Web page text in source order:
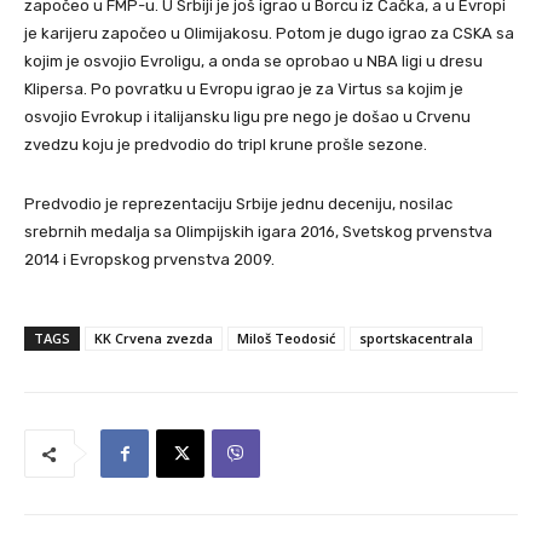
započeo u FMP-u. U Srbiji je još igrao u Borcu iz Čačka, a u Evropi
je karijeru započeo u Olimijakosu. Potom je dugo igrao za CSKA sa
kojim je osvojio Evroligu, a onda se oprobao u NBA ligi u dresu
Klipersa. Po povratku u Evropu igrao je za Virtus sa kojim je
osvojio Evrokup i italijansku ligu pre nego je došao u Crvenu
zvedzu koju je predvodio do tripl krune prošle sezone.
Predvodio je reprezentaciju Srbije jednu deceniju, nosilac
srebrnih medalja sa Olimpijskih igara 2016, Svetskog prvenstva
2014 i Evropskog prvenstva 2009.
TAGS KK Crvena zvezda Miloš Teodosić sportskacentrala